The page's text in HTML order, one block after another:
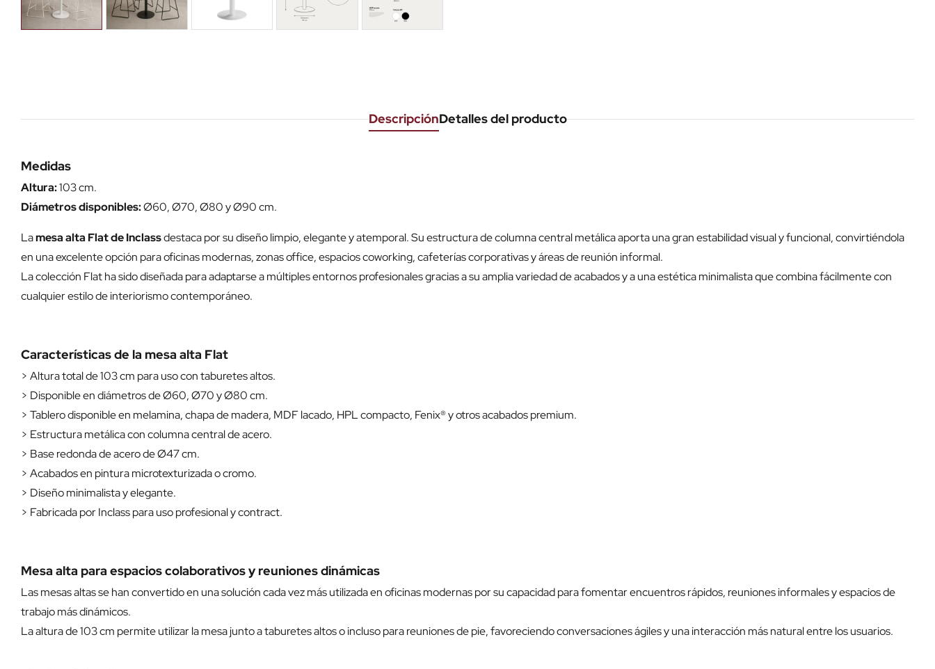
DescripciónDetalles del producto
Medidas
Altura:103 cm.
Diámetros disponibles:Ø60, Ø70, Ø80 y Ø90 cm.
Lamesa alta Flat de Inclassdestaca por su diseño limpio, elegante y atemporal. Su estructura de columna central metálica aporta una gran estabilidad visual y funcional, convirtiéndola
en una excelente opción para oficinas modernas, zonas office, espacios coworking, cafeterías corporativas y áreas de reunión informal.
La colección Flat ha sido diseñada para adaptarse a múltiples entornos profesionales gracias a su amplia variedad de acabados y a una estética minimalista que combina fácilmente con
cualquier estilo de interiorismo contemporáneo.
Características de la mesa alta Flat
> Altura total de 103 cm para uso con taburetes altos.
> Disponible en diámetros de Ø60, Ø70 y Ø80 cm.
> Tablero disponible en melamina, chapa de madera, MDF lacado, HPL compacto, Fenix® y otros acabados premium.
> Estructura metálica con columna central de acero.
> Base redonda de acero de Ø47 cm.
> Acabados en pintura microtexturizada o cromo.
> Diseño minimalista y elegante.
> Fabricada por Inclass para uso profesional y contract.
Mesa alta para espacios colaborativos y reuniones dinámicas
Las mesas altas se han convertido en una solución cada vez más utilizada en oficinas modernas por su capacidad para fomentar encuentros rápidos, reuniones informales y espacios de
trabajo más dinámicos.
La altura de 103 cm permite utilizar la mesa junto a taburetes altos o incluso para reuniones de pie, favoreciendo conversaciones ágiles y una interacción más natural entre los usuarios.